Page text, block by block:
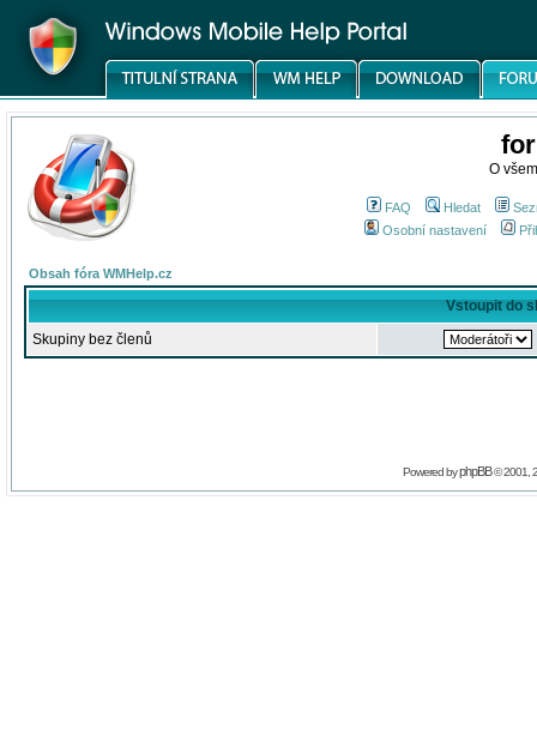
O
FAQ Hledat
Osobní nastavení
Obsah fóra WMHelp.cz
Vstoupit do
Skupiny bez členů
Powered byphpBB© 2001,